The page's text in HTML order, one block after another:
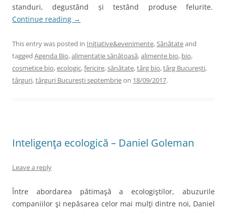
standuri, degustând și testând produse felurite.
Continue reading →
This entry was posted in Iniţiative&evenimente,Sănătateand
tagged Agenda Bio,alimentaţie sănătoasă,alimente bio, bio,
cosmetice bio,ecologic,fericire,sănătate,târg bio,târg București,
târguri,târguri Bucureşti septembrieon 18/09/2017.
Inteligenţa ecologică – Daniel Goleman
Leave a reply
Între abordarea pătimaşă a ecologiştilor, abuzurile
companiilor şi nepăsarea celor mai mulţi dintre noi, Daniel